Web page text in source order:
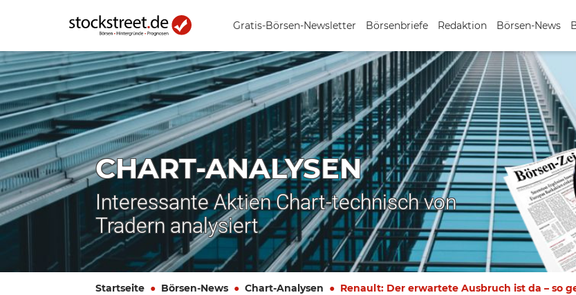
Gratis-Börsen-Newsletter Börsenbriefe Redaktion Börsen-News
CHART-ANALYSEN
Interessante Aktien Chart-technisch von
Tradern analysiert
Startseite Börsen-News Chart-Analysen Renault: Der erwartete Ausbruch ist da – so